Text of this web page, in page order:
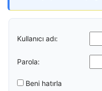
Kullanıcı adı:
Parola:
Beni hatırla